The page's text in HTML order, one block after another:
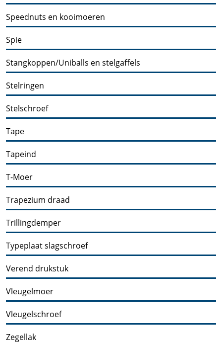
Speednuts en kooimoeren
Spie
Stangkoppen/Uniballs en stelgaffels
Stelringen
Stelschroef
Tape
Tapeind
T-Moer
Trapezium draad
Trillingdemper
Typeplaat slagschroef
Verend drukstuk
Vleugelmoer
Vleugelschroef
Zegellak